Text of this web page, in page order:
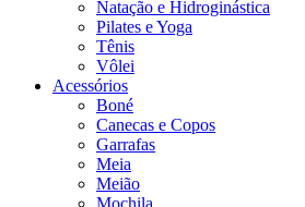
Natação e Hidroginástica
Pilates e Yoga
Tênis
Vôlei
Acessórios
Boné
Canecas e Copos
Garrafas
Meia
Meião
Mochila